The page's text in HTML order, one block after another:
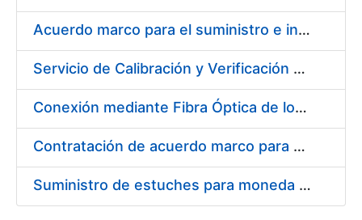
Acuerdo marco para el suministro e instalación de persianas, estores y otros complementos
Servicio de Calibración y Verificación Externa de los Equipos de Medición del Servicio de Prevención de la FNMT-RCM
Conexión mediante Fibra Óptica de los Centros de Proceso de Datos (CPDs) de las sedes de la FNMT-RCM de Burgos y Madrid
Contratación de acuerdo marco para el Suministro de Material de Electricidad para la Fábrica Nacional de Moneda y Timbre-Real Casa de la Moneda en su centro de trabajo de Burgos
Suministro de estuches para moneda de 30 €